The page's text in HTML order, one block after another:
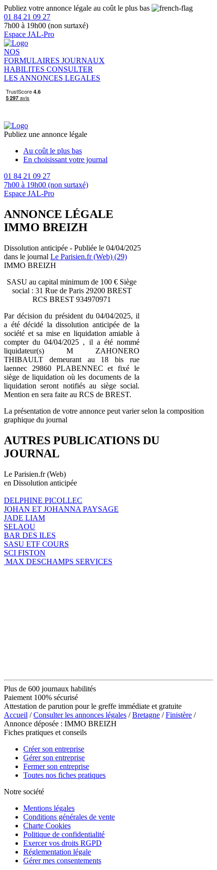
Publiez votre annonce légale au coût le plus bas
01 84 21 09 27
7h00 à 19h00 (non surtaxé)
Espace JAL-Pro
NOS
FORMULAIRES JOURNAUX
HABILITES CONSULTER
LES ANNONCES LEGALES
Publiez une annonce légale
Au coût le plus bas
En choisissant votre journal
01 84 21 09 27
7h00 à 19h00 (non surtaxé)
Espace JAL-Pro
ANNONCE LÉGALE
IMMO BREIZH
Dissolution anticipée - Publiée le 04/04/2025
dans le journal Le Parisien.fr (Web) (29)
IMMO BREIZH
SASU au capital minimum de 100 € Siège
social : 31 Rue de Paris 29200 BREST
RCS BREST 934970971
Par décision du président du 04/04/2025, il
a été décidé la dissolution anticipée de la
société et sa mise en liquidation amiable à
compter du 04/04/2025 , il a été nommé
liquidateur(s) M ZAHONERO
THIBAULT demeurant au 18 bis rue
laennec 29860 PLABENNEC et fixé le
siège de liquidation où les documents de la
liquidation seront notifiés au siège social.
Mention en sera faite au RCS de BREST.
La présentation de votre annonce peut varier selon la composition
graphique du journal
AUTRES PUBLICATIONS DU
JOURNAL
Le Parisien.fr (Web)
en Dissolution anticipée
DELPHINE PICOLLEC
JOHAN ET JOHANNA PAYSAGE
JADE LIAM
SELAOU
BAR DES ILES
SASU ETF COURS
SCI FISTON
MAX DESCHAMPS SERVICES
Plus de 600 journaux habilités
Paiement 100% sécurisé
Attestation de parution pour le greffe immédiate et gratuite
Accueil /Consulter les annonces légales /Bretagne /Finistère /
Annonce déposée : IMMO BREIZH
Fiches pratiques et conseils
Créer son entreprise
Gérer son entreprise
Fermer son entreprise
Toutes nos fiches pratiques
Notre société
Mentions légales
Conditions générales de vente
Charte Cookies
Politique de confidentialité
Exercer vos droits RGPD
Réglementation légale
Gérer mes consentements